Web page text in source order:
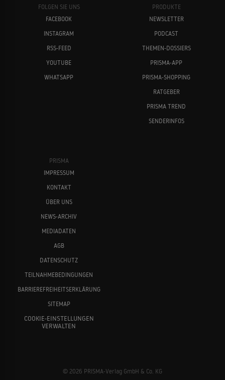
FOLGEN SIE UNS
FACEBOOK
INSTAGRAM
RSS-FEED
YOUTUBE
WHATSAPP
PRODUKTE
NEWSLETTER
PODCAST
THEMEN-DOSSIERS
PRISMA-APP
PRISMA-SHOPPING
RATGEBER
PRISMA TREND
SENDERINFOS
PRISMA
IMPRESSUM
KONTAKT
ÜBER UNS
NEWS-ARCHIV
MEDIADATEN
AGB
DATENSCHUTZ
TEILNAHMEBEDINGUNGEN
BARRIEREFREIHEITSERKLÄRUNG
SITEMAP
COOKIE-EINSTELLUNGEN
VERWALTEN
© 2026 PRISMA-Verlag GmbH & Co. KG